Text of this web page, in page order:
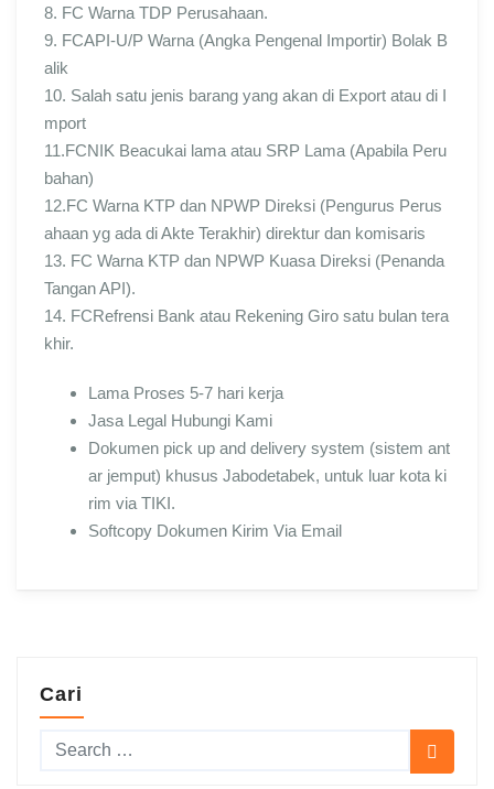
8. FC Warna TDP Perusahaan.
9. FCAPI-U/P Warna (Angka Pengenal Importir) Bolak B
alik
10. Salah satu jenis barang yang akan di Export atau di I
mport
11.FCNIK Beacukai lama atau SRP Lama (Apabila Peru
bahan)
12.FC Warna KTP dan NPWP Direksi (Pengurus Perus
ahaan yg ada di Akte Terakhir) direktur dan komisaris
13. FC Warna KTP dan NPWP Kuasa Direksi (Penanda
Tangan API).
14. FCRefrensi Bank atau Rekening Giro satu bulan tera
khir.
Lama Proses 5-7 hari kerja
Jasa Legal Hubungi Kami
Dokumen pick up and delivery system (sistem ant
ar jemput) khusus Jabodetabek, untuk luar kota ki
rim via TIKI.
Softcopy Dokumen Kirim Via Email
Cari